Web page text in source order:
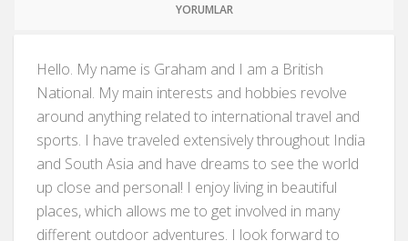
YORUMLAR
Hello. My name is Graham and I am a British
National. My main interests and hobbies revolve
around anything related to international travel and
sports. I have traveled extensively throughout India
and South Asia and have dreams to see the world
up close and personal! I enjoy living in beautiful
places, which allows me to get involved in many
different outdoor adventures. I look forward to